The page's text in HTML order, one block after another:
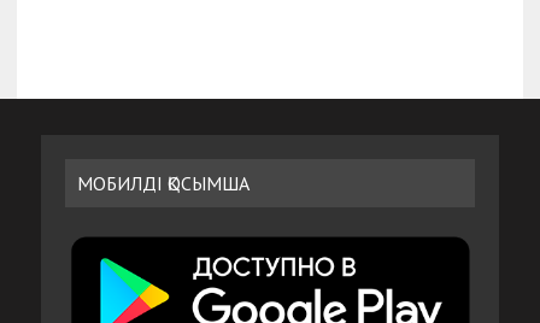
МОБИЛДІ ҚОСЫМША